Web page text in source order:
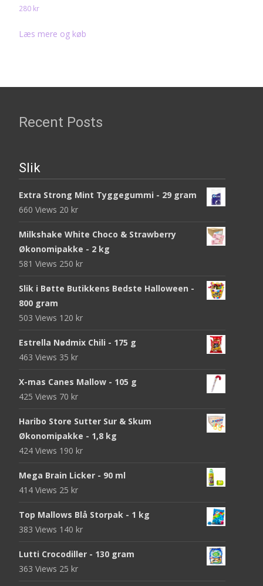
280 kr
Læs mere og køb
Recent Posts
Slik
Extra Strong Mint Tyggegummi - 29 gram
660 Views 20 kr
Milkshake White Choco & Strawberry
Økonomipakke - 2 kg
581 Views 250 kr
Slik i Bøtte Butikkens Bedste Halloween -
800 gram
503 Views 120 kr
Estrella Nødmix Chili - 175 g
463 Views 35 kr
X-mas Canes Mallow - 105 g
425 Views 70 kr
Haribo Store Sutter Sur & Skum
Økonomipakke - 1,8 kg
424 Views 190 kr
Mega Brain Licker - 90 ml
414 Views 25 kr
Top Mallows Blå Storpak - 1 kg
383 Views 140 kr
Lutti Crocodiller - 130 gram
363 Views 25 kr